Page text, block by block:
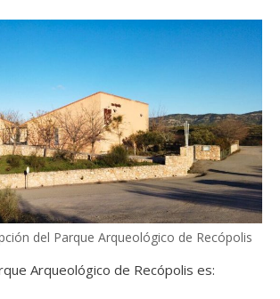
del Parque Arqueológico de Recópolis
Arqueológico de Recópolis es: